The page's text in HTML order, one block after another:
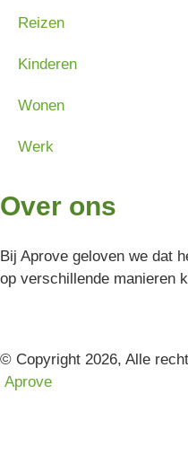
Reizen
Kinderen
Wonen
Werk
Over ons
Bij Aprove geloven we dat
op verschillende manieren
© Copyright 2026, Alle
Aprove